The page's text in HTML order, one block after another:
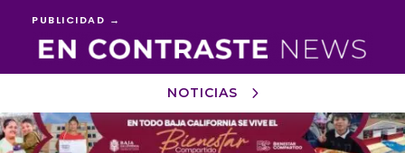
PUBLICIDAD →
NOTICIAS
Reproductor
de